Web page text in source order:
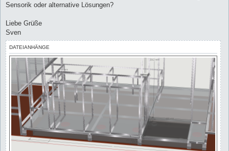
Sensorik oder alternative Lösungen?
Liebe Grüße
Sven
DATEIANHÄNGE